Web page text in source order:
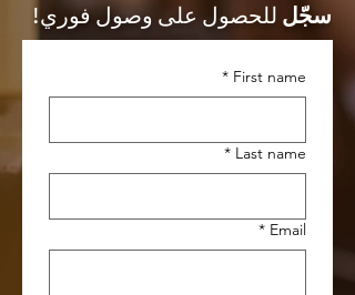
سجّل للحصول على وصول فوري!
First name
*
Last name
*
Email
*